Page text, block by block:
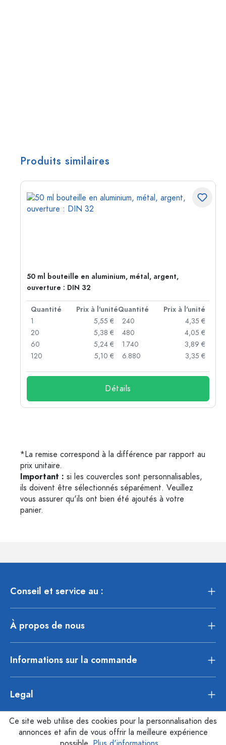
Produits similaires
50 ml bouteille en aluminium, métal, argent,
ouverture : DIN 32
Quantité Prix à l'unitéQuantité
Prix à l'unité
1
5,55 €
20
5,38 €
60
5,24 €
120
5,10 €
240
4,35 €
480
4,05 €
1.740
3,89 €
6.880
3,35 €
Détails
*La remise correspond à la différence par rapport au
prix unitaire.
Important : si les couvercles sont personnalisables,
ils doivent être sélectionnés séparément. Veuillez
vous assurer qu'ils ont bien été ajoutés à votre
panier.
Conseil et service au :
À propos de nous
Informations sur la commande
Legal
Ce site web utilise des cookies pour la personnalisation des
annonces et afin de vous offrir la meilleure expérience